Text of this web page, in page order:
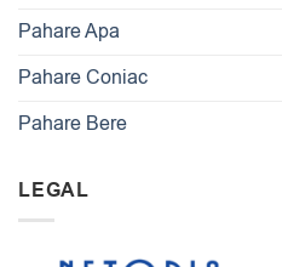
Pahare Apa
Pahare Coniac
Pahare Bere
LEGAL